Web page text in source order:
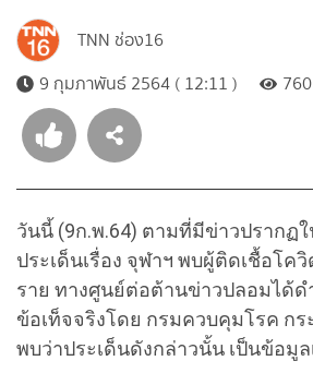
TNN ช่อง16
9 กุมภาพันธ์ 2564 ( 12:11 )
760
วันนี้ (9ก.พ.64) ตามที่มีข่าวปรากฏใ
ประเด็นเรื่อง จุฬาฯ พบผู้ติดเชื้อโค
ราย ทางศูนย์ต่อต้านข่าวปลอมได้ด
ข้อเท็จจริงโดย กรมควบคุมโรค ก
พบว่าประเด็นดังกล่าวนั้น เป็นข้อมูล